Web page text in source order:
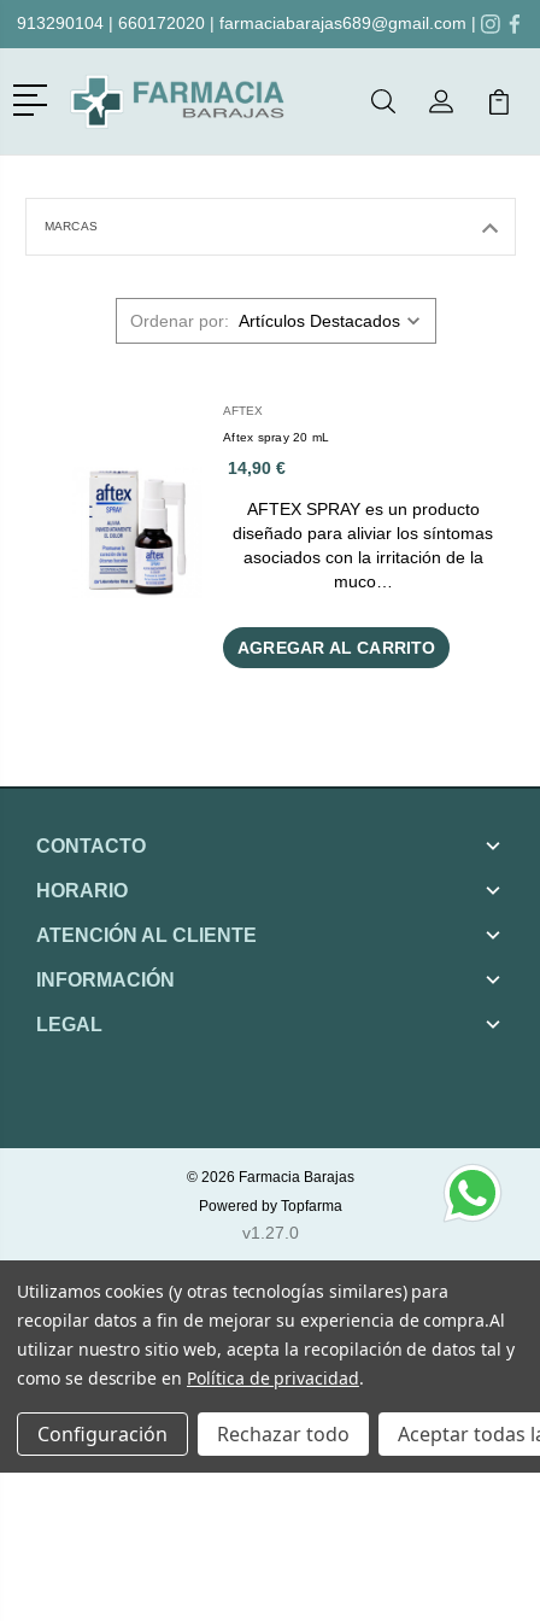
913290104| 660172020| farmaciabarajas689@gmail.com |
Menú
BuscarMi Cuenta
Mi
MARCAS
Ordenar por:
AFTEX
Aftex spray 20 mL
14,90 €
AFTEX SPRAY es un producto
diseñado para aliviar los síntomas
asociados con la irritación de la
muco…
AGREGAR AL CARRITO
CONTACTO
HORARIO
ATENCIÓN AL CLIENTE
INFORMACIÓN
LEGAL
© 2026 Farmacia Barajas
Powered by Topfarma
v1.27.0
Utilizamos cookies (y otras tecnologías similares) para
recopilar datos a fin de mejorar su experiencia de compra.Al
utilizar nuestro sitio web, acepta la recopilación de datos tal y
como se describe en Política de privacidad.
Configuración Rechazar todo Aceptar todas